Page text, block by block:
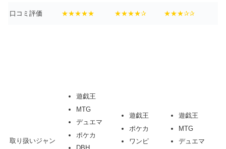
口コミ評価 ★★★★★ ★★★★✰ ★★★✰✰
取り扱いジャン
遊戯王
MTG
デュエマ
ポケカ
遊戯王
ポケカ
ワンピ
遊戯王
MTG
デュエマ